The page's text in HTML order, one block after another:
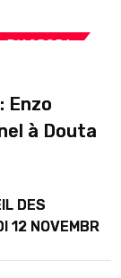
DIASPORA
Enzo
à Douta
DES
12 NOVEMBRE